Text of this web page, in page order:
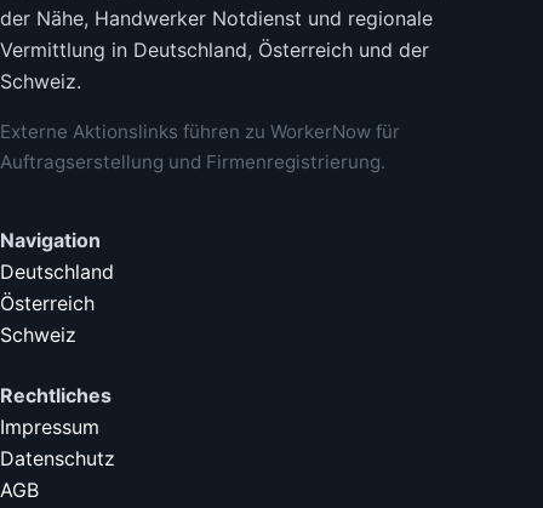
der Nähe, Handwerker Notdienst und regionale
Vermittlung in Deutschland, Österreich und der
Schweiz.
Externe Aktionslinks führen zu WorkerNow für
Auftragserstellung und Firmenregistrierung.
Navigation
Deutschland
Österreich
Schweiz
Rechtliches
Impressum
Datenschutz
AGB